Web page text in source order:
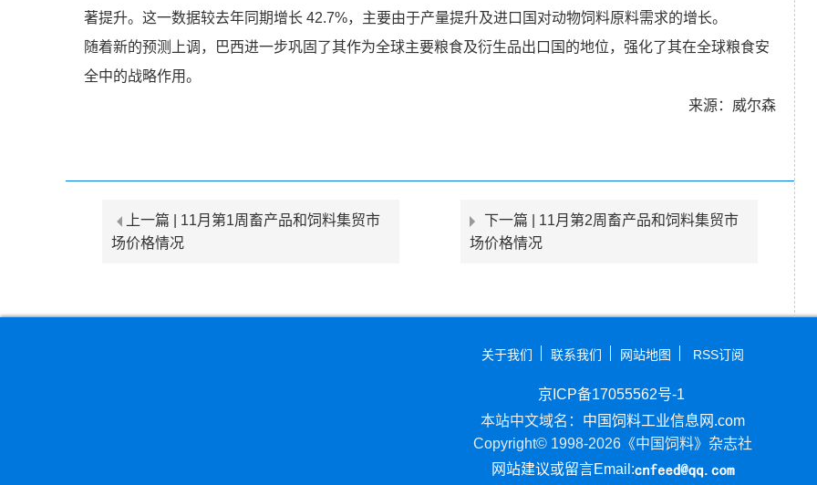
著提升。这一数据较去年同期增长 42.7%，主要由于产量提升及进口国对动物饲料原料需求的增长。
随着新的预测
上调 ，巴西进一步巩固了其作为全球主要粮食及衍生品出口国的地位，强化了其在全球粮食安
全中的战略作用。
来源：威尔森
上一篇 | 11月第1周畜产品和饲料集贸市
场价格情况
下一篇 | 11月第2周畜产品和饲料集贸市
场价格情况
关于我们 联系我们 网站地图 RSS订阅
京ICP备17055562号-1
本站中文域名： 中国饲料工业信息网.com
Copyright© 1998-2026《中国饲料》杂志社
网站建议或留言Email: